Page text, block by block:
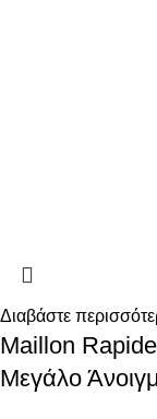
Διαβάστε
Maillon
Μεγάλο